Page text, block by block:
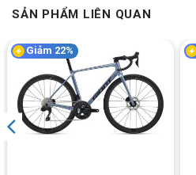
SẢN PHẨM LIÊN QUAN
Giảm 22%